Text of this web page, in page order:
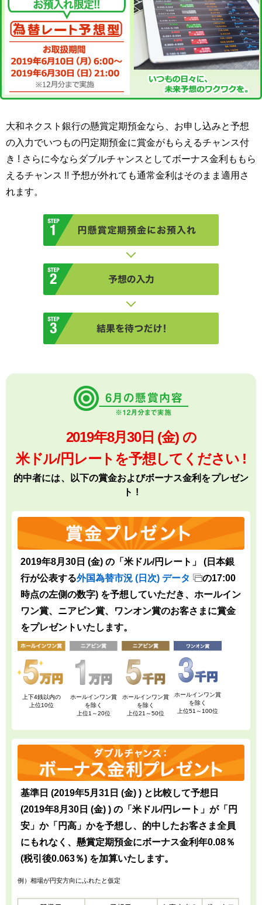
大和ネクスト銀行の懸賞定期預金なら、お申し込みと予想
の入力でいつもの円定期預金に賞金がもらえるチャンス付
き ! さらに今ならダブルチャンスとしてボーナス金利ももら
えるチャンス !! 予想が外れても通常金利はそのまま適用さ
れます。
2019年8月30日 (金) の
米ドル/円レートを予想してください !
的中者には、以下の賞金およびボーナス金利をプレゼン
ト !
2019年8月30日 (金) の「米ドル/円レート」 (日本銀
行が公表する外国為替市況 (日次) データ
の17:00
時点の左側の数字) を予想していただき、ホールイン
ワン賞、ニアピン賞、ワンオン賞のお客さまに賞金
をプレゼントいたします。
上下4銭以内の
上位10位
ホールインワン賞
を除く
上位1～20位
ホールインワン賞
を除く
上位21～50位
ホールインワン賞
を除く
上位51～100位
基準日 (2019年5月31日 (金) ) と比較して予想日
(2019年8月30日 (金) ) の「米ドル/円レート」が「円
安」か「円高」かを予想し、的中したお客さま全員
にもれなく、懸賞定期預金にボーナス金利年0.08％
(税引後0.063％) を加算いたします。
例）相場が円安方向にふれたと仮定